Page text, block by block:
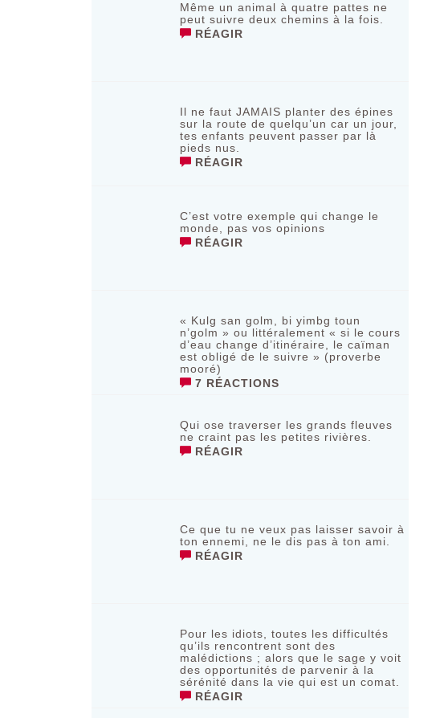
Même un animal à quatre pattes ne
peut suivre deux chemins à la fois.
RÉAGIR
Il ne faut JAMAIS planter des épines
sur la route de quelqu’un car un jour,
tes enfants peuvent passer par là
pieds nus.
RÉAGIR
C’est votre exemple qui change le
monde, pas vos opinions
RÉAGIR
« Kulg san golm, bi yimbg toun
n’golm » ou littéralement « si le cours
d’eau change d’itinéraire, le caïman
est obligé de le suivre » (proverbe
mooré)
7 RÉACTIONS
Qui ose traverser les grands fleuves
ne craint pas les petites rivières.
RÉAGIR
Ce que tu ne veux pas laisser savoir à
ton ennemi, ne le dis pas à ton ami.
RÉAGIR
Pour les idiots, toutes les difficultés
qu’ils rencontrent sont des
malédictions ; alors que le sage y voit
des opportunités de parvenir à la
sérénité dans la vie qui est un comat.
RÉAGIR